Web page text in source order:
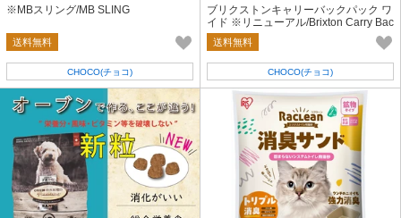
※MBスリング/MB SLING
送料無料
CHOCO(チョコ)
ブリクストンキャリーバックパック ワ
イド ※リニューアル/Brixton Carry Bac
kpack WIDE ドッグキャリー
送料無料
CHOCO(チョコ)